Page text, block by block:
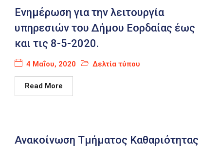
Ενημέρωση για την λειτουργία
υπηρεσιών του Δήμου Εορδαίας έως
και τις 8-5-2020.
4 Μαΐου, 2020 Δελτία τύπου
Read More
Ανακοίνωση Τμήματος Καθαριότητας